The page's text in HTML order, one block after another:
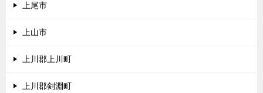
上尾市
上山市
上川郡上川町
上川郡剣淵町